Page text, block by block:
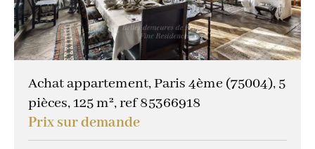
Achat appartement, Paris 4ème (75004), 5
pièces, 125 m², ref 85366918
Prix sur demande